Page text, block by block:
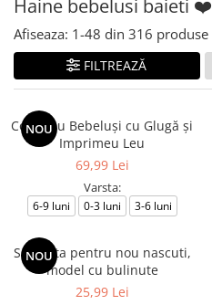
Pantalonasi fetite
Salopete bebelusi fete
Salopete bebelusi baieti
Paturici bebelus
Prosoape si halate de baie
Sepci si caciuli copii
Sosete si botosei
Haine bebelusi baieti ❤️
Afiseaza: 1-48 din 316 produse
FILTREAZĂ
NOU
Compleu Bebeluşi cu Glugă şi
Imprimeu Leu
69,99 Lei
Varsta:
6-9 luni 0-3 luni 3-6 luni
NOU
Salopeta pentru nou nascuti,
model cu bulinute
25,99 Lei